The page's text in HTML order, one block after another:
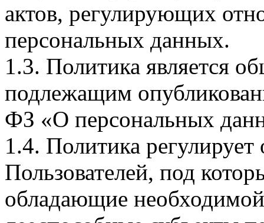
актов, регулирующих
персональных данных.
1.3. Политика является
подлежащим
ФЗ «О персональных
1.4. Политика
Пользователей, под
обладающие